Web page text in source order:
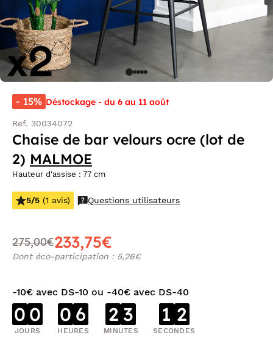
- 15% Déstockage - du 6 au 11 août
Ref. 30034072
Chaise de bar velours ocre (lot de
2) MALMOE
Hauteur d'assise : 77 cm
5/5 (1 avis) Questions utilisateurs
275,00€233,75€
Dont éco-participation : 5,26€
-10€ avec DS-10 ou -40€ avec DS-40
0 0
JOURS
0 6
HEURES
2 3
MINUTES
1 1
SECONDES